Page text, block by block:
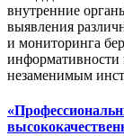
внутренние
выявления
и мониторинга
информативности
незаменимым